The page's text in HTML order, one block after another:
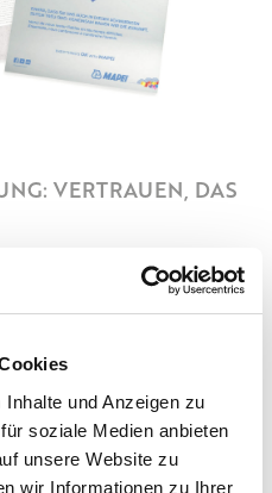
und Anzeigen zu
soziale Medien anbieten
unsere Website zu
wir Informationen zu Ihrer
VERTRAUEN, DAS
Spitzenleistung und
Innovation und
ein klares Zeichen an
kommuniziert, kann auf
und Glaubwürdigkeit
unbezahlbares Kapital in